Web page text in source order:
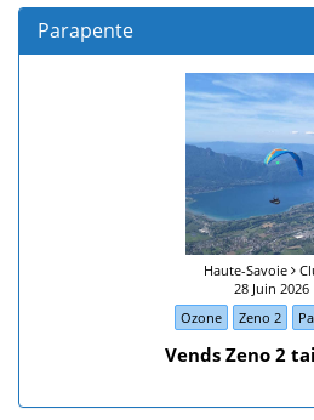
Parapente
Haute-Savoie
28 Juin 2026
Ozone
Zeno 2
Vends Zeno 2